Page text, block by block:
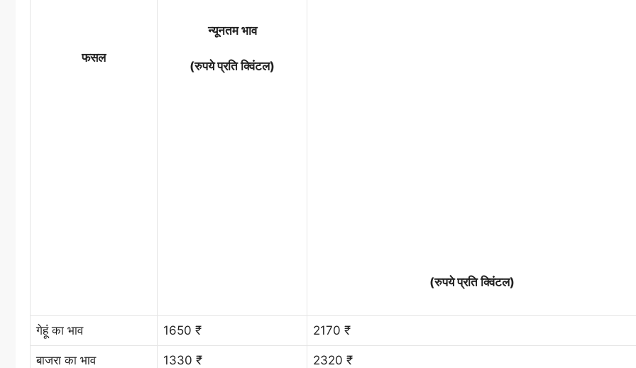
फसल
न्यूनतम भाव
(रुपये प्रति क्विंटल)
(रुपये प्रति क्विंटल)
गेहूं का भाव 1650 ₹ 2170 ₹
बाजरा का भाव 1330 ₹ 2320 ₹